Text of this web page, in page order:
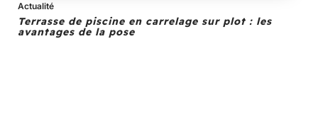
Actualité
Terrasse de piscine en carrelage sur plot : les
avantages de la pose